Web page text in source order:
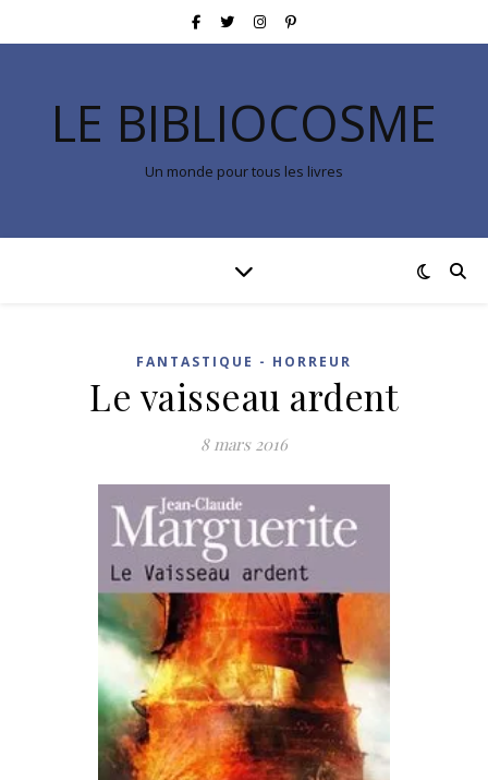
LE BIBLIOCOSME
Un monde pour tous les livres
FANTASTIQUE - HORREUR
Le vaisseau ardent
8 mars 2016